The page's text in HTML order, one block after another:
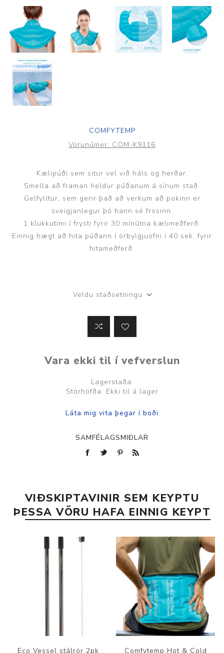
COMFYTEMP
Vörunúmer: COM-K9116
Kælipúði sem situr vel við háls og herðar.
Smella að framan heldur púðanum á sínum stað.
Gelfylltur, sem gerir það að verkum að pokinn er
sveigjanlegur þó hann sé frosinn.
1 klukkutími í frysti fyrir 30 mínútna kælimeðferð.
Einnig hægt að hita púðann í örbylgjuofni í 40 sek. fyrir
hitameðferð.
Veldu staðsetningu
Vara ekki til í vefverslun
Lagerstaða:
Stórhöfða: Ekki til á lager
SAMFÉLAGSMIÐLAR
VIÐSKIPTAVINIR SEM KEYPTU
ÞESSA VÖRU HAFA EINNIG KEYPT
Eco Vessel stálrör 2pk
Comfytemp Hot & Cold